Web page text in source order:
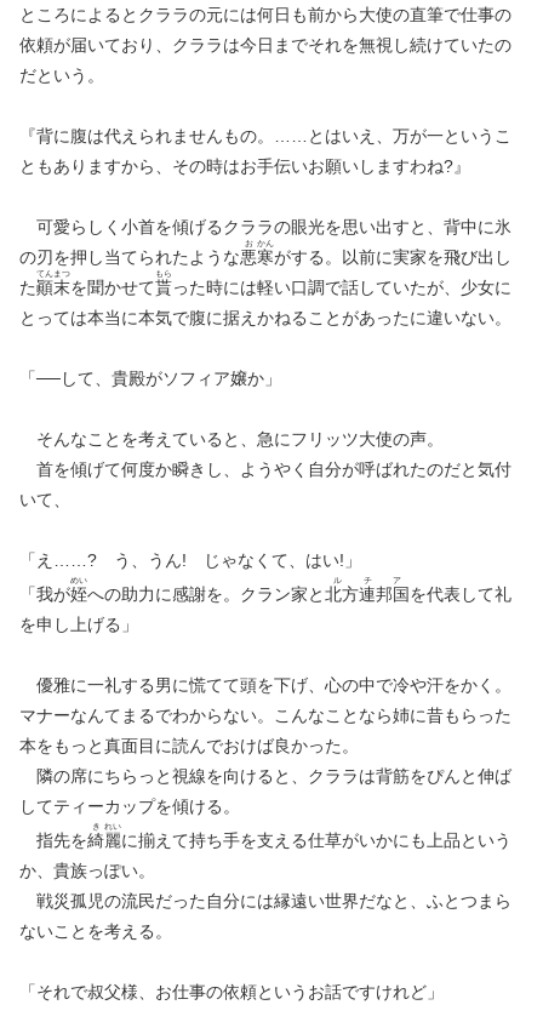
ところによるとクララの元には何日も前から大使の直筆で仕事の
依頼が届いており、クララは今日までそれを無視し続けていたの
だという。
『背に腹は代えられませんもの。……とはいえ、万が一というこ
ともありますから、その時はお手伝いお願いしますわね?』
可愛らしく小首を傾げるクララの眼光を思い出すと、背中に氷
の刃を押し当てられたような悪
お
寒
かん
がする。以前に実家を飛び出し
た顚
てん
末
まつ
を聞かせて貰
もら
った時には軽い口調で話していたが、少女に
とっては本当に本気で腹に据えかねることがあったに違いない。
「──して、貴殿がソフィア嬢か」
そんなことを考えていると、急にフリッツ大使の声。
首を傾げて何度か瞬きし、ようやく自分が呼ばれたのだと気付
いて、
「え……? う、うん! じゃなくて、はい!」
「我が姪
めい
への助力に感謝を。クラン家と北方連邦国
ルチア
を代表して礼
を申し上げる」
優雅に一礼する男に慌てて頭を下げ、心の中で冷や汗をかく。
マナーなんてまるでわからない。こんなことなら姉に昔もらった
本をもっと真面目に読んでおけば良かった。
隣の席にちらっと視線を向けると、クララは背筋をぴんと伸ば
してティーカップを傾ける。
指先を綺
き
麗
れい
に揃えて持ち手を支える仕草がいかにも上品という
か、貴族っぽい。
戦災孤児の流民だった自分には縁遠い世界だなと、ふとつまら
ないことを考える。
「それで叔父様、お仕事の依頼というお話ですけれど」